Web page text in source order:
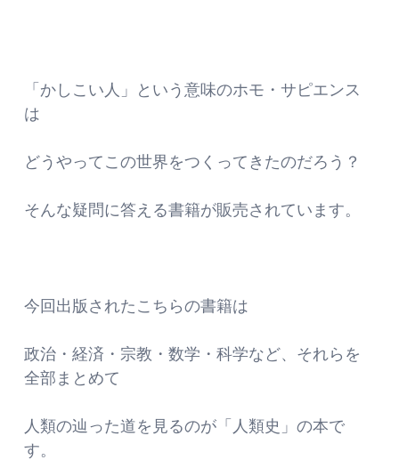
「かしこい人」という意味のホモ・サピエンス
は
どうやってこの世界をつくってきたのだろう？
そんな疑問に答える書籍が販売されています。
今回出版されたこちらの書籍は
政治・経済・宗教・数学・科学など、それらを
全部まとめて
人類の辿った道を見るのが「人類史」の本で
す。